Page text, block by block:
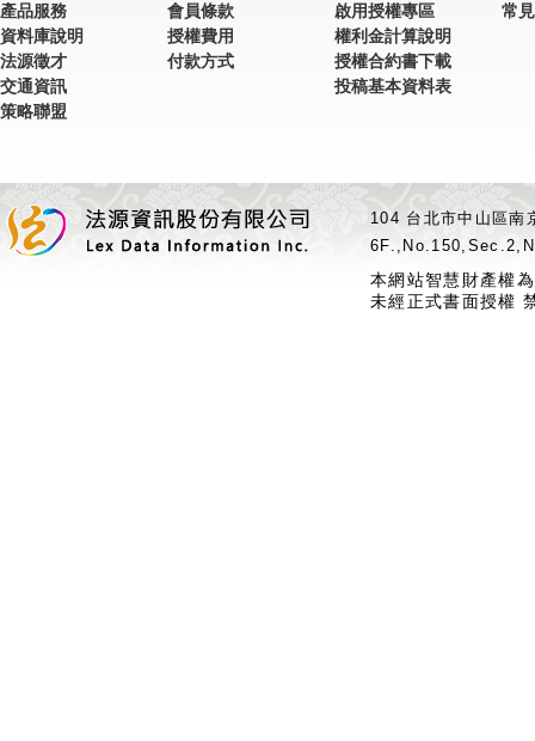
產品服務
資料庫說明
法源徵才
交通資訊
策略聯盟
會員條款
授權費用
付款方式
啟用授權專區
權利金計算說明
授權合約書下載
投稿基本資料表
常
104 台北市中山區
本網站智慧財產權
未經正式書面授權